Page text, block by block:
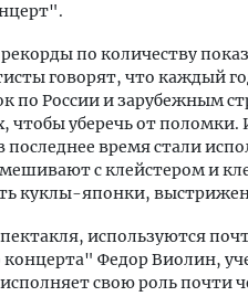
по количеству
говорят, что каждый
по России и зарубежным
чтобы уберечь от
время стали
с клейстером и
куклы-японки,
используются
Федор Виолин,
свою роль почти